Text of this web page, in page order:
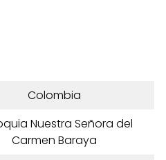
Colombia
Nuestra Señora del
Carmen Baraya